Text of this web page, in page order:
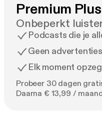
Premium Plus
Onbeperkt
Podcasts die je
Geen
Elk moment
Probeer 30 dagen
Daarna € 13,99 /